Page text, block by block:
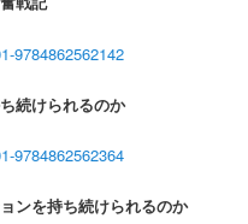
9784862562142
続けられるのか
9784862562364
ンを持ち続けられるのか